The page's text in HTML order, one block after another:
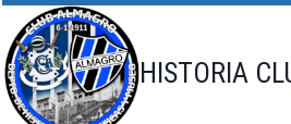
Saltar
al
contenido
HISTORIA